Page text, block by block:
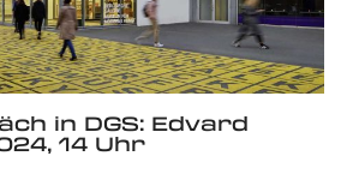
in DGS: Edvard
14 Uhr